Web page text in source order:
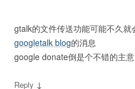
gtalk的文件传送功能可能不久就
googletalk blog的消息
google donate倒是个不错的主意
Reply ↓